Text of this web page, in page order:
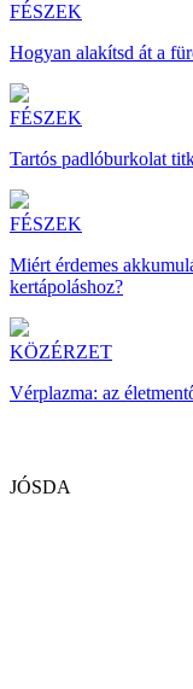
FÉSZEK
Hogyan alakítsd át a
FÉSZEK
Tartós padlóburkolat
FÉSZEK
Miért érdemes
kertápoláshoz?
KÖZÉRZET
Vérplazma: az
JÓSDA